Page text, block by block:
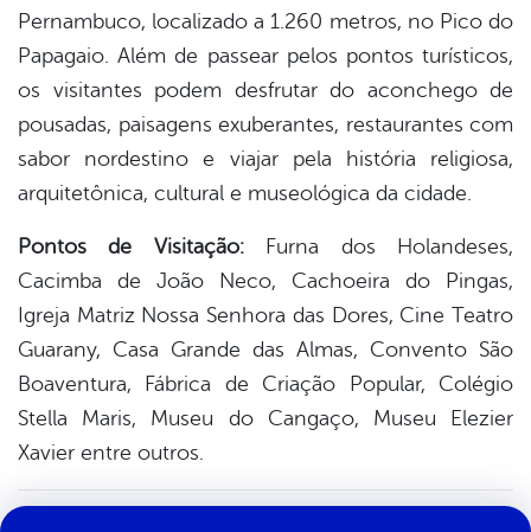
Pernambuco, localizado a 1.260 metros, no Pico do
Papagaio. Além de passear pelos pontos turísticos,
os visitantes podem desfrutar do aconchego de
pousadas, paisagens exuberantes, restaurantes com
sabor nordestino e viajar pela história religiosa,
arquitetônica, cultural e museológica da cidade.
Pontos de Visitação: Furna dos Holandeses,
Cacimba de João Neco, Cachoeira do Pingas,
Igreja Matriz Nossa Senhora das Dores, Cine Teatro
Guarany, Casa Grande das Almas, Convento São
Boaventura, Fábrica de Criação Popular, Colégio
Stella Maris, Museu do Cangaço, Museu Elezier
Xavier entre outros.